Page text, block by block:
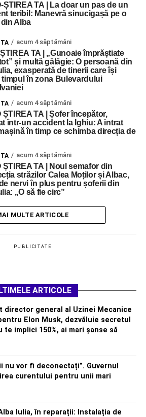
ȘTIREA TA | La doar un pas de un
teribil: Manevră sinucigașă pe o
Alba
acum 4 săptămâni
ȘTIREA TA | „Gunoaie împrăștiate
și multă gălăgie: O persoană din
exasperată de tinerii care își
timpul în zona Bulevardului
acum 4 săptămâni
ȘTIREA TA | Șofer începător,
într-un accident la Ighiu: A intrat
în timp ce schimba direcția de
acum 4 săptămâni
ȘTIREA TA | Noul semafor din
străzilor Calea Moților și Albac,
nervi în plus pentru șoferii din
,,O să fie circ”
MULTE ARTICOLE
PUBLICITATE
ARTICOLE
general al Uzinei Mecanice
Elon Musk, dezvăluie secretul
te implici 150%, ai mari șanse să
nu vor fi deconectați”. Guvernul
curentului pentru unii mari
Iulia, în reparații: Instalația de